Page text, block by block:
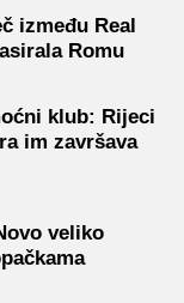
između Real
Romu
klub: Rijeci
im završava
veliko